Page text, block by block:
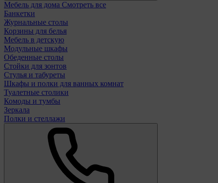
Мебель для дома Смотреть все
Банкетки
Журнальные столы
Корзины для белья
Мебель в детскую
Модульные шкафы
Обеденные столы
Стойки для зонтов
Стулья и табуреты
Шкафы и полки для ванных комнат
Туалетные столики
Комоды и тумбы
Зеркала
Полки и стеллажи